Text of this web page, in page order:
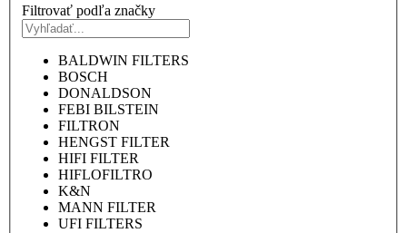
Filtrovať podľa značky
BALDWIN FILTERS
BOSCH
DONALDSON
FEBI BILSTEIN
FILTRON
HENGST FILTER
HIFI FILTER
HIFLOFILTRO
K&N
MANN FILTER
UFI FILTERS